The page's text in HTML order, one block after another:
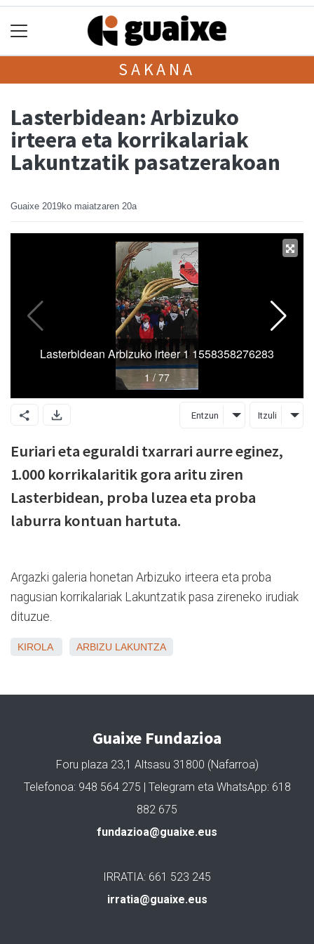
SAKANA
Lasterbidean: Arbizuko
irteera eta korrikalariak
Lakuntzatik pasatzerakoan
Guaixe 2019ko maiatzaren 20a
Entzun Itzuli
Euriari eta eguraldi txarrari aurre eginez,
1.000 korrikalaritik gora aritu ziren
Lasterbidean, proba luzea eta proba
laburra kontuan hartuta.
Argazki galeria honetan Arbizuko irteera eta proba
nagusian korrikalariak Lakuntzatik pasa zireneko irudiak
dituzue.
KIROLA ARBIZU LAKUNTZA
Guaixe Fundazioa
Foru plaza 23,1 Altsasu 31800 (Nafarroa)
Telefonoa: 948 564 275 | Telegram eta WhatsApp: 618
882 675
fundazioa@guaixe.eus
IRRATIA: 661 523 245
irratia@guaixe.eus